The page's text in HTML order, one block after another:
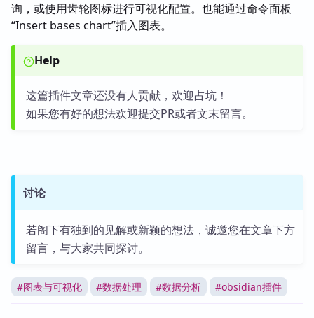
询，或使用齿轮图标进行可视化配置。也能通过命令面板
“Insert bases chart”插入图表。
Help
这篇插件文章还没有人贡献，欢迎占坑！
如果您有好的想法欢迎提交PR或者文末留言。
讨论
若阁下有独到的见解或新颖的想法，诚邀您在文章下方
留言，与大家共同探讨。
#图表与可视化 #数据处理 #数据分析 #obsidian插件